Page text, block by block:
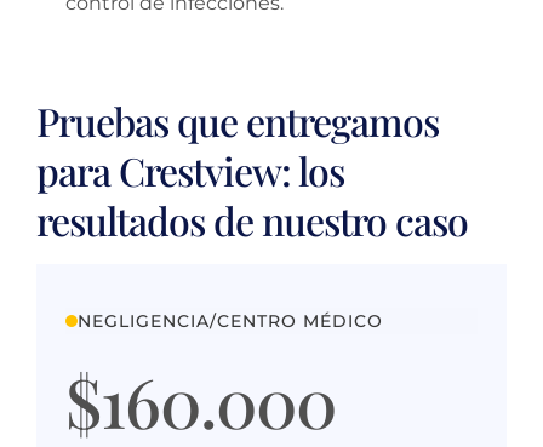
Pruebas que entregamos
para Crestview: los
resultados de nuestro caso
NEGLIGENCIA/CENTRO MÉDICO
$160.000